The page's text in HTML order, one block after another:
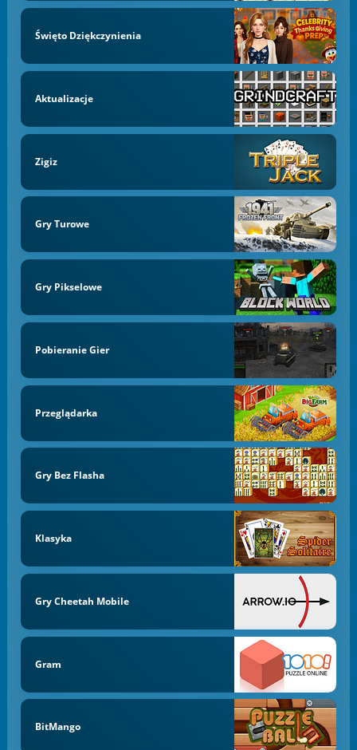
Święto Dziękczynienia
Aktualizacje
Zigiz
Gry Turowe
Gry Pikselowe
Pobieranie Gier
Przeglądarka
Gry Bez Flasha
Klasyka
Gry Cheetah Mobile
Gram
BitMango